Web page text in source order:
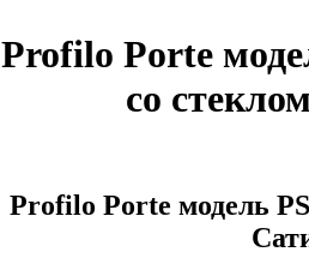
Profilo Porte
со
Profilo Porte модель